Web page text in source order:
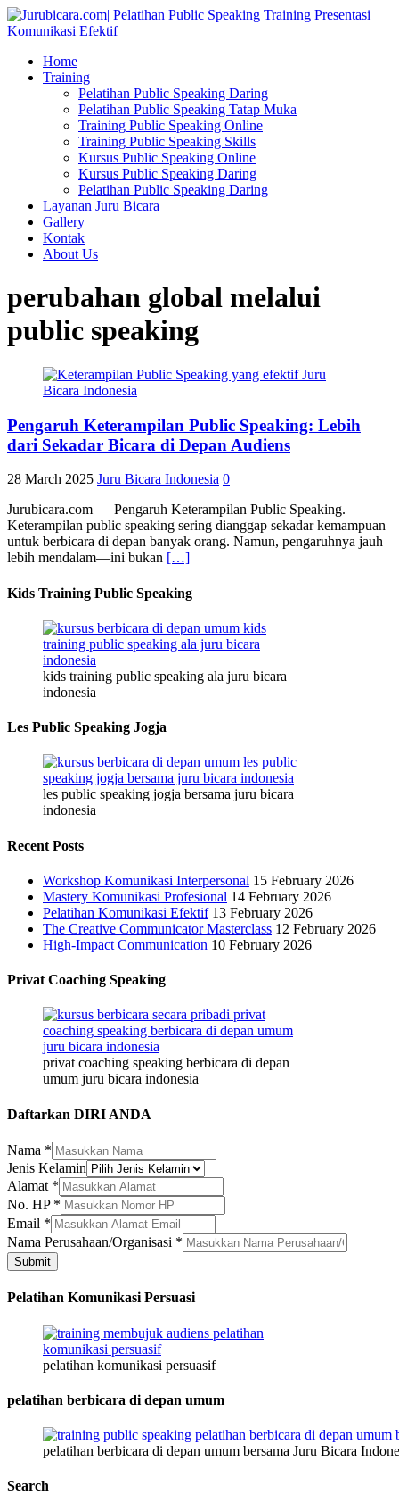
Home
Training
Pelatihan Public Speaking Daring
Pelatihan Public Speaking Tatap Muka
Training Public Speaking Online
Training Public Speaking Skills
Kursus Public Speaking Online
Kursus Public Speaking Daring
Pelatihan Public Speaking Daring
Layanan Juru Bicara
Gallery
Kontak
About Us
perubahan global melalui
public speaking
Pengaruh Keterampilan Public Speaking: Lebih
dari Sekadar Bicara di Depan Audiens
28 March 2025 Juru Bicara Indonesia 0
Jurubicara.com — Pengaruh Keterampilan Public Speaking.
Keterampilan public speaking sering dianggap sekadar kemampuan
untuk berbicara di depan banyak orang. Namun, pengaruhnya jauh
lebih mendalam—ini bukan […]
Kids Training Public Speaking
kids training public speaking ala juru bicara
indonesia
Les Public Speaking Jogja
les public speaking jogja bersama juru bicara
indonesia
Recent Posts
Workshop Komunikasi Interpersonal 15 February 2026
Mastery Komunikasi Profesional 14 February 2026
Pelatihan Komunikasi Efektif 13 February 2026
The Creative Communicator Masterclass 12 February 2026
High-Impact Communication 10 February 2026
Privat Coaching Speaking
privat coaching speaking berbicara di depan
umum juru bicara indonesia
Daftarkan DIRI ANDA
Nama *
Jenis Kelamin
Alamat *
No. HP *
Email *
Nama
Alamat
No.
Nama Perusahaan/Organisasi *
Submit
Pelatihan Komunikasi Persuasi
pelatihan komunikasi persuasif
pelatihan berbicara di depan umum
pelatihan berbicara di depan umum bersama Juru Bicara
Search